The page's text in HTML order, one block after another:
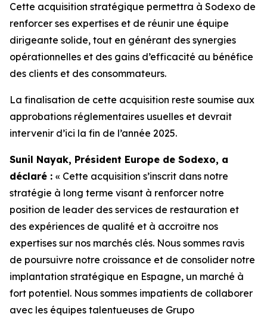
Cette acquisition stratégique permettra à Sodexo de
renforcer ses expertises et de réunir une équipe
dirigeante solide, tout en générant des synergies
opérationnelles et des gains d’efficacité au bénéfice
des clients et des consommateurs.
La finalisation de cette acquisition reste soumise aux
approbations réglementaires usuelles et devrait
intervenir d’ici la fin de l’année 2025.
Sunil Nayak, Président Europe de Sodexo, a
déclaré : « Cette acquisition s’inscrit dans notre
stratégie à long terme visant à renforcer notre
position de leader des services de restauration et
des expériences de qualité et à accroître nos
expertises sur nos marchés clés. Nous sommes ravis
de poursuivre notre croissance et de consolider notre
implantation stratégique en Espagne, un marché à
fort potentiel. Nous sommes impatients de collaborer
avec les équipes talentueuses de Grupo